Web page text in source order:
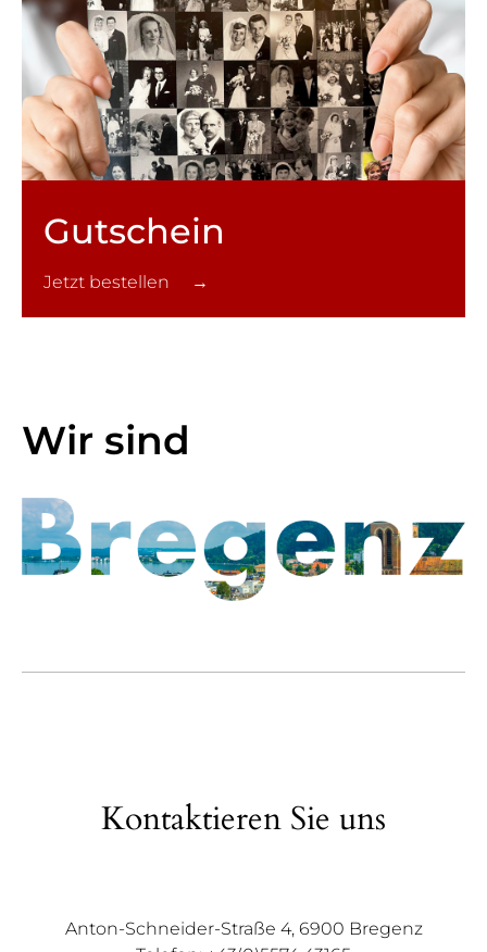
Gutschein
Jetzt bestellen →
Wir sind
Kontaktieren Sie uns
Anton-Schneider-Straße 4, 6900 Bregenz